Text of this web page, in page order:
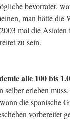
bevorratet,
man hätte die
mal die Asiaten
zu sein.
alle 100 bis
erleben
die spanische
vorbereitet